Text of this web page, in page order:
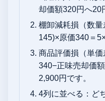
却価額320円へ20
棚卸減耗損（数
145)×原価340＝
商品評価損（単
340−正味売却価
2,900円です。
4列に並べる：ど